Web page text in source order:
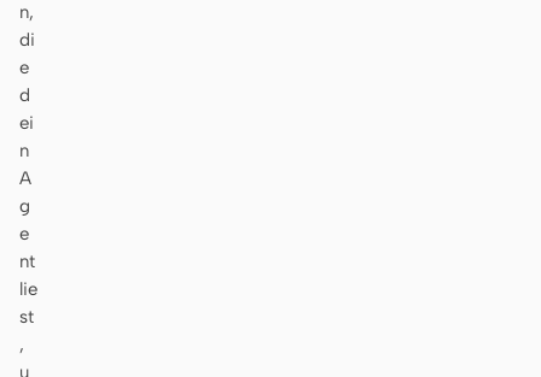
n,
di
e
d
ei
n
A
g
e
nt
lie
st
,
u